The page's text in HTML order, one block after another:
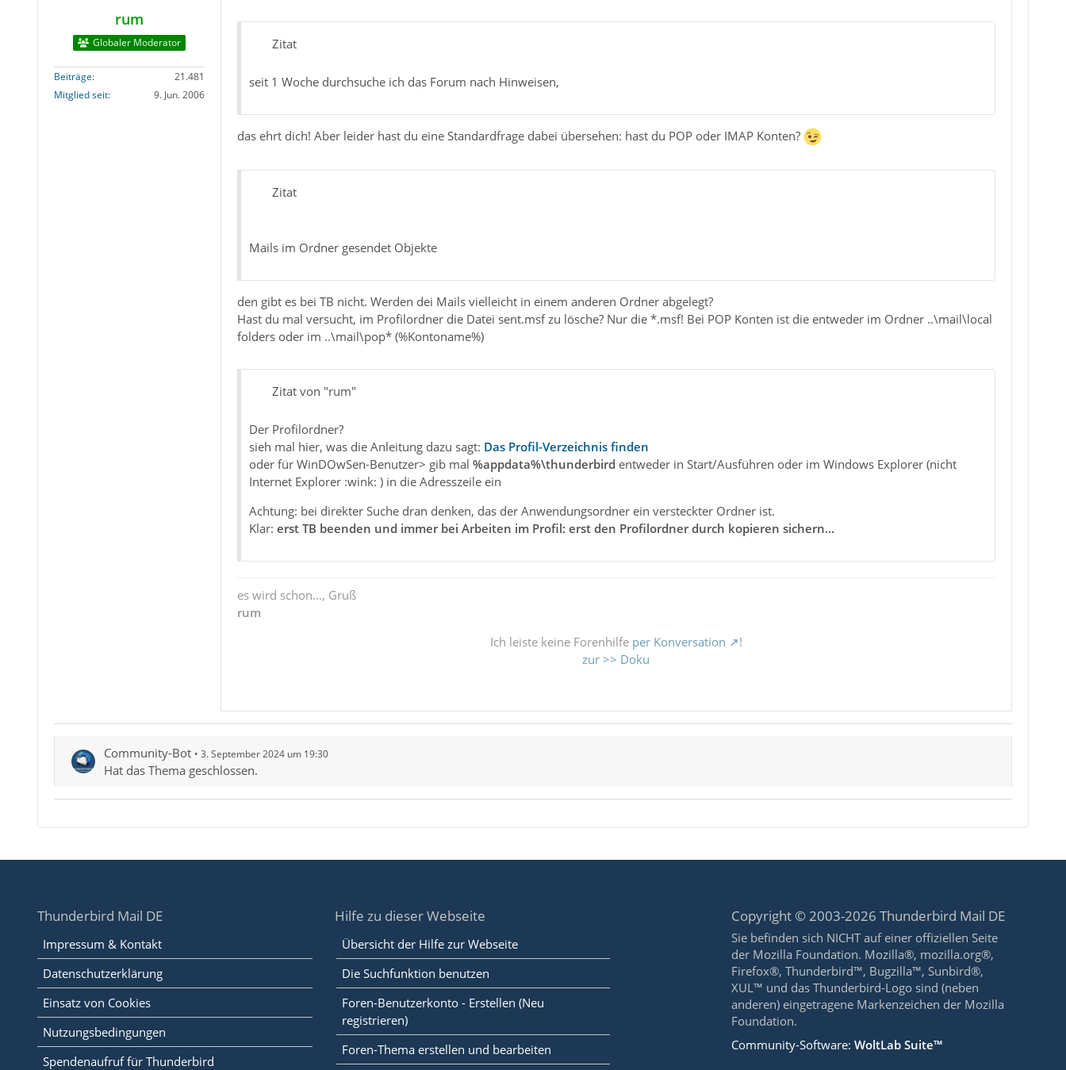
rum
Globaler Moderator
Beiträge
21.481
Mitglied seit
9. Jun. 2006
Zitat
seit 1 Woche durchsuche ich das Forum nach Hinweisen,
das ehrt dich! Aber leider hast du eine Standardfrage dabei übersehen: hast du POP oder IMAP Konten?
Zitat
Mails im Ordner gesendet Objekte
den gibt es bei TB nicht. Werden dei Mails vielleicht in einem anderen Ordner abgelegt?
Hast du mal versucht, im Profilordner die Datei sent.msf zu lösche? Nur die *.msf! Bei POP Konten ist die entweder im Ordner ..\mail\local
folders oder im ..\mail\pop* (%Kontoname%)
Zitat von "rum"
Der Profilordner?
sieh mal hier, was die Anleitung dazu sagt: Das Profil-Verzeichnis finden
oder für WinDOwSen-Benutzer> gib mal %appdata%\thunderbird entweder in Start/Ausführen oder im Windows Explorer (nicht
Internet Explorer :wink: ) in die Adresszeile ein
Achtung: bei direkter Suche dran denken, das der Anwendungsordner ein versteckter Ordner ist.
Klar: erst TB beenden und immer bei Arbeiten im Profil: erst den Profilordner durch kopieren sichern...
es wird schon..., Gruß
rum
Ich leiste keine Forenhilfe per Konversation
!
zur >> Doku
Community-Bot 3. September 2024 um 19:30
Hat das Thema geschlossen.
Thunderbird Mail DE
Impressum & Kontakt
Datenschutzerklärung
Einsatz von Cookies
Nutzungsbedingungen
Spendenaufruf für Thunderbird
Hilfe zu dieser Webseite
Übersicht der Hilfe zur Webseite
Die Suchfunktion benutzen
Foren-Benutzerkonto - Erstellen (Neu
registrieren)
Foren-Thema erstellen und bearbeiten
Copyright © 2003-2026 Thunderbird Mail DE
Sie befinden sich NICHT auf einer offiziellen Seite
der Mozilla Foundation. Mozilla®, mozilla.org®,
Firefox®, Thunderbird™, Bugzilla™, Sunbird®,
XUL™ und das Thunderbird-Logo sind (neben
anderen) eingetragene Markenzeichen der Mozilla
Foundation.
Community-Software:WoltLab Suite™